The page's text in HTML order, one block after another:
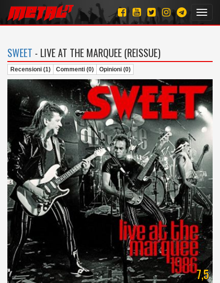
SWEET - LIVE AT THE MARQUEE (REISSUE)
Recensioni (1) Commenti (0) Opinioni (0)
7,5